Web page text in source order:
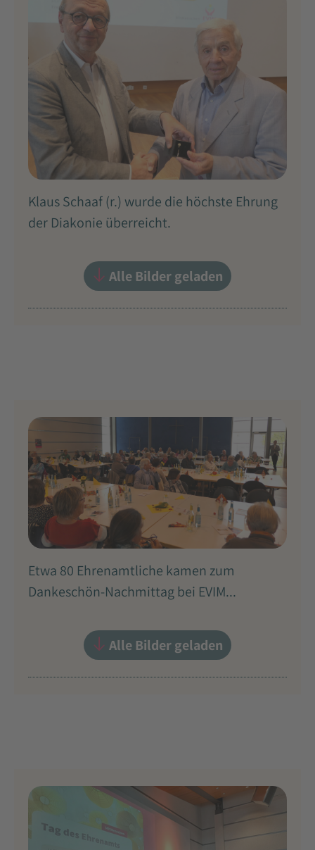
Klaus Schaaf (r.) wurde die höchste Ehrung
der Diakonie überreicht.
Alle Bilder geladen
Etwa 80 Ehrenamtliche kamen zum
Dankeschön-Nachmittag bei EVIM...
Alle Bilder geladen